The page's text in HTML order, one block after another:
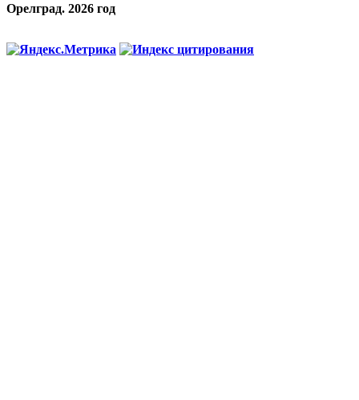
Орелград. 2026 год